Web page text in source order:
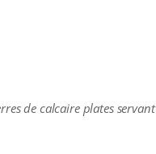
de calcaire plates servant